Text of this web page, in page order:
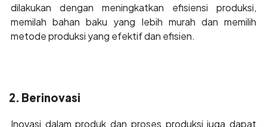
dilakukan dengan meningkatkan efisiensi produksi,
memilah bahan baku yang lebih murah dan memilih
metode produksi yang efektif dan efisien.
2. Berinovasi
Inovasi dalam produk dan proses produksi juga dapat